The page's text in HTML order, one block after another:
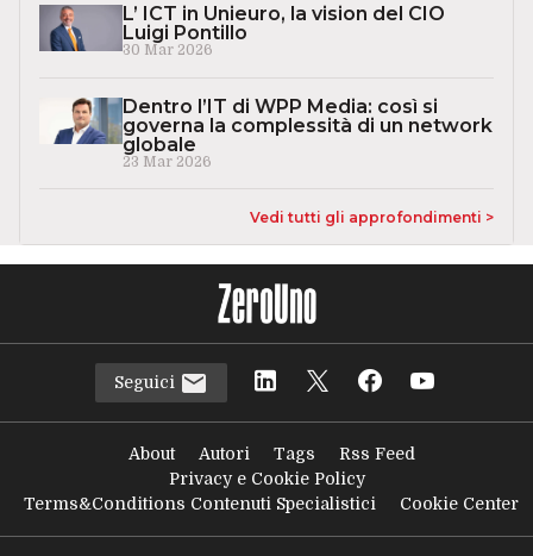
L’ ICT in Unieuro, la vision del CIO
Luigi Pontillo
30 Mar 2026
Dentro l’IT di WPP Media: così si
governa la complessità di un network
globale
23 Mar 2026
Vedi tutti gli approfondimenti >
Seguici
About Autori Tags
Rss Feed
Privacy e Cookie Policy
Terms&Conditions Contenuti Specialistici
Cookie Center